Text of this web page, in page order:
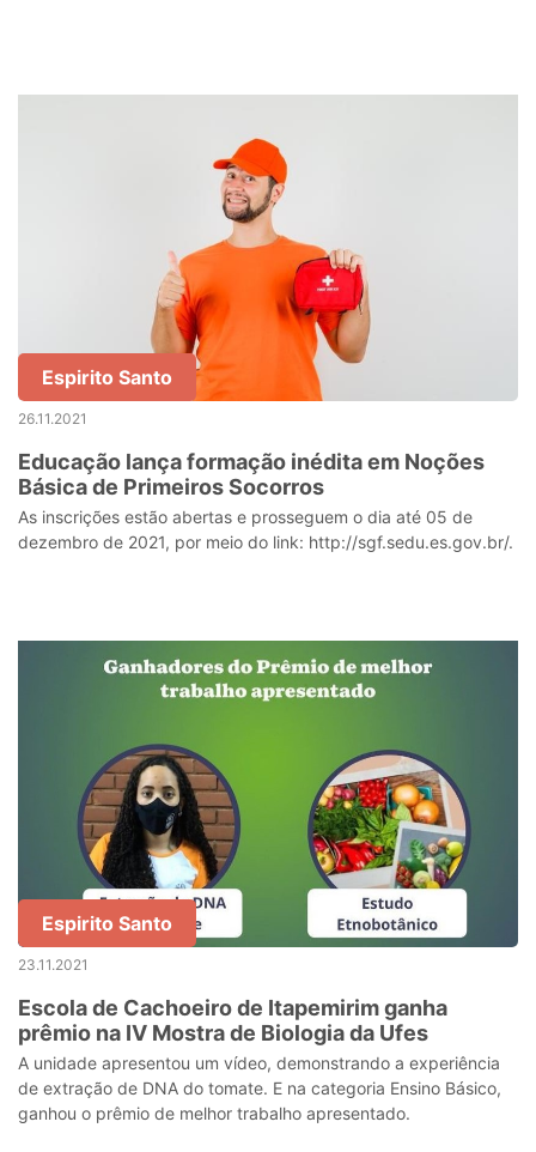
Espirito Santo
26.11.2021
Educação lança formação inédita em Noções
Básica de Primeiros Socorros
As inscrições estão abertas e prosseguem o dia até 05 de
dezembro de 2021, por meio do link: http://sgf.sedu.es.gov.br/.
Espirito Santo
23.11.2021
Escola de Cachoeiro de Itapemirim ganha
prêmio na IV Mostra de Biologia da Ufes
A unidade apresentou um vídeo, demonstrando a experiência
de extração de DNA do tomate. E na categoria Ensino Básico,
ganhou o prêmio de melhor trabalho apresentado.